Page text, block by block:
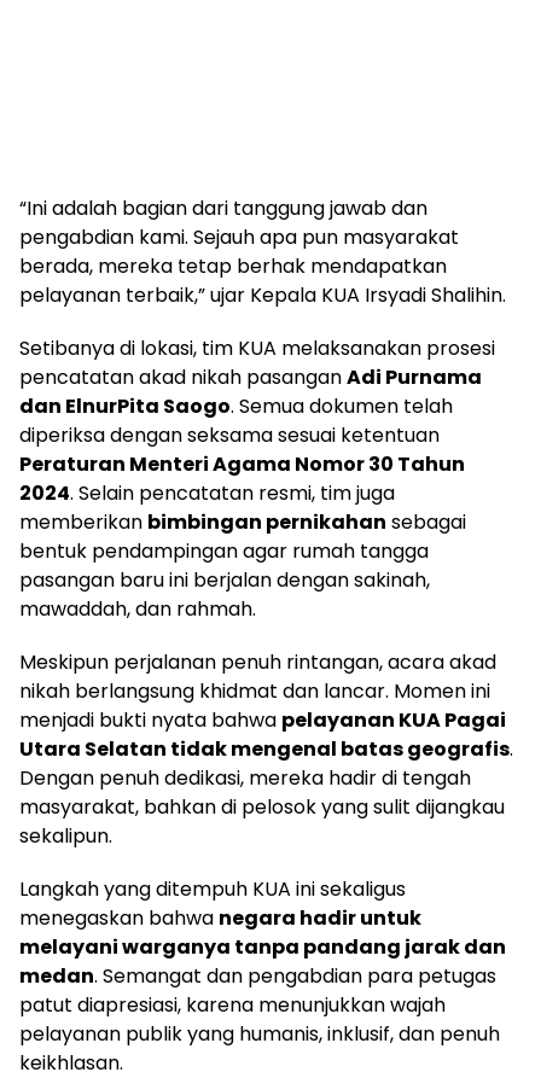
“Ini adalah bagian dari tanggung jawab dan
pengabdian kami. Sejauh apa pun masyarakat
berada, mereka tetap berhak mendapatkan
pelayanan terbaik,” ujar Kepala KUA Irsyadi Shalihin.
Setibanya di lokasi, tim KUA melaksanakan prosesi
pencatatan akad nikah pasanganAdi Purnama
dan ElnurPita Saogo. Semua dokumen telah
diperiksa dengan seksama sesuai ketentuan
Peraturan Menteri Agama Nomor 30 Tahun
2024. Selain pencatatan resmi, tim juga
memberikan bimbingan pernikahan sebagai
bentuk pendampingan agar rumah tangga
pasangan baru ini berjalan dengan sakinah,
mawaddah, dan rahmah.
Meskipun perjalanan penuh rintangan, acara akad
nikah berlangsung khidmat dan lancar. Momen ini
menjadi bukti nyata bahwa pelayanan KUA Pagai
Utara Selatan tidak mengenal batas geografis.
Dengan penuh dedikasi, mereka hadir di tengah
masyarakat, bahkan di pelosok yang sulit dijangkau
sekalipun.
Langkah yang ditempuh KUA ini sekaligus
menegaskan bahwa negara hadir untuk
melayani warganya tanpa pandang jarak dan
medan. Semangat dan pengabdian para petugas
patut diapresiasi, karena menunjukkan wajah
pelayanan publik yang humanis, inklusif, dan penuh
keikhlasan.